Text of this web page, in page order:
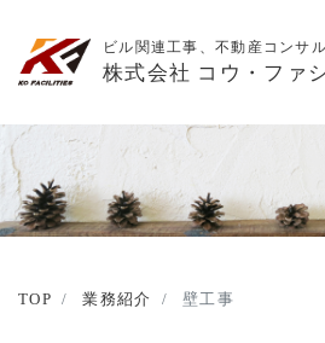
ビル関連工事、不動産コンサ
株式会社 コウ・ファ
TOP 業務紹介 壁工事